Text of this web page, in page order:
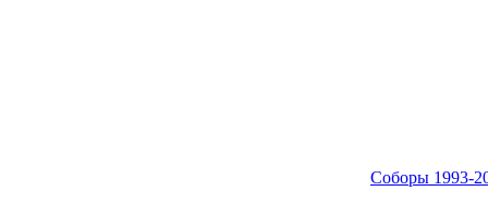
Соборы 1993-